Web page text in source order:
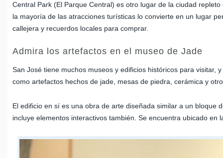
Central Park (El Parque Central) es otro lugar de la ciudad
la mayoría de las atracciones turísticas lo convierte en un lugar
callejera y recuerdos locales para comprar.
Admira los artefactos en el museo de Jade
San José tiene muchos museos y edificios históricos para
como artefactos hechos de jade, mesas de piedra, cerámica y
El edificio en sí es una obra de arte diseñada similar a un bloque
incluye elementos interactivos también. Se encuentra ubicado